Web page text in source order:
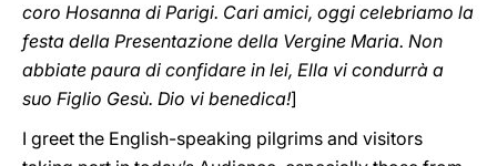
coro Hosanna di Parigi. Cari amici, oggi celebriamo la
festa della Presentazione della Vergine Maria. Non
abbiate paura di confidare in lei, Ella vi condurrà a
suo Figlio Gesù. Dio vi benedica!]
I greet the English-speaking pilgrims and visitors